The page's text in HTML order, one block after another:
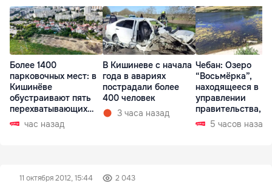
Более 1400
парковочных мест: в
Кишинёве
обустраивают пять
перехватывающих
парковок
час назад
В Кишиневе с начала
года в авариях
пострадали более
400 человек
3 часа назад
Чебан: Озеро
“Восьмёрка”,
находящееся в
управлении
правительства, в
запустении
5 часов назад
11 октября 2012, 15:44 2 043